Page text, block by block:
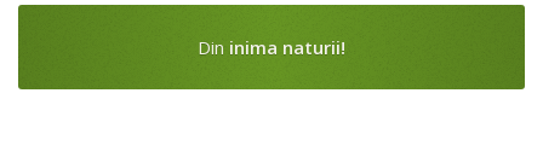
Din inima naturii!